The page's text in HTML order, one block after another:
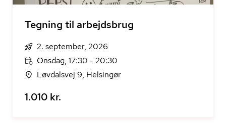
Tegning til arbejdsbrug
2. september, 2026
Onsdag, 17:30 - 20:30
Løvdalsvej 9, Helsingør
1.010 kr.